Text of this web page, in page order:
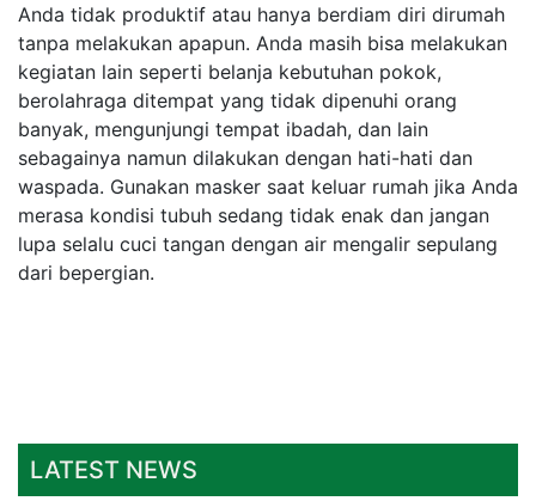
Anda tidak produktif atau hanya berdiam diri dirumah
tanpa melakukan apapun. Anda masih bisa melakukan
kegiatan lain seperti belanja kebutuhan pokok,
berolahraga ditempat yang tidak dipenuhi orang
banyak, mengunjungi tempat ibadah, dan lain
sebagainya namun dilakukan dengan hati-hati dan
waspada. Gunakan masker saat keluar rumah jika Anda
merasa kondisi tubuh sedang tidak enak dan jangan
lupa selalu cuci tangan dengan air mengalir sepulang
dari bepergian.
LATEST NEWS